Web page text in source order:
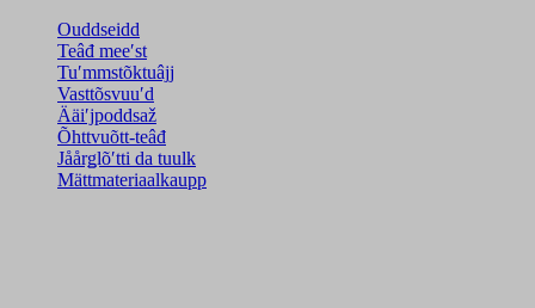
Ouddseidd
Teâđ meeʹst
Tuʹmmstõktuâjj
Vasttõsvuuʹd
Ääiʹjpoddsaž
Õhttvuõtt-teâđ
Jåårǥlõʹtti da tuulk
Mättmateriaalkaupp